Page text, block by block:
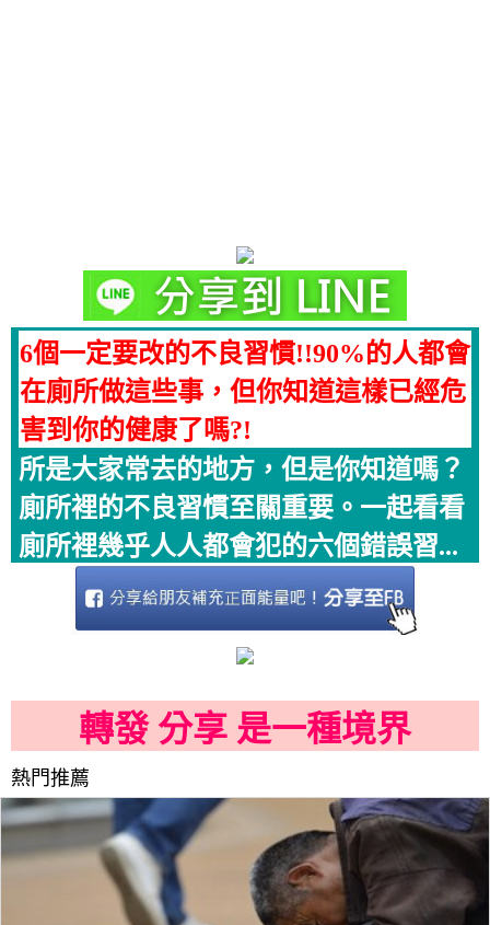
6個一定要改的不良習慣!!90%的人都會
在廁所做這些事，但你知道這樣已經危
害到你的健康了嗎?!
所是大家常去的地方，但是你知道嗎？
廁所裡的不良習慣至關重要。一起看看
廁所裡幾乎人人都會犯的六個錯誤習...
轉發 分享 是一種境界
熱門推薦